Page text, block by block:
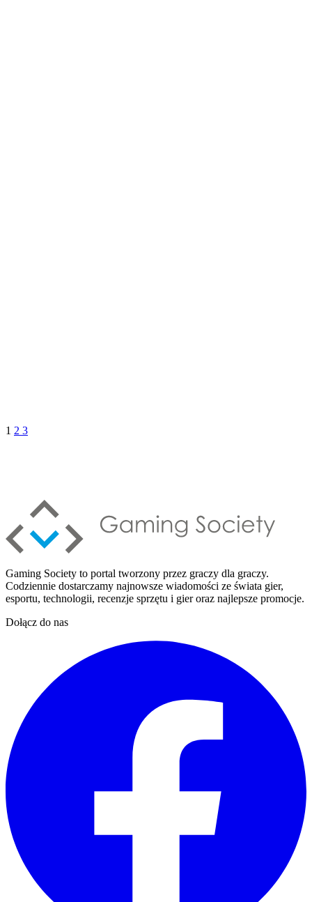
1 2 3
Gaming Society to portal tworzony przez graczy dla graczy.
Codziennie dostarczamy najnowsze wiadomości ze świata gier,
esportu, technologii, recenzje sprzętu i gier oraz najlepsze promocje.
Dołącz do nas